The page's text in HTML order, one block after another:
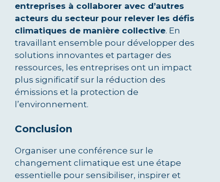
entreprises à collaborer avec d’autres
acteurs du secteur pour relever les défis
climatiques de manière collective. En
travaillant ensemble pour développer des
solutions innovantes et partager des
ressources, les entreprises ont un impact
plus significatif sur la réduction des
émissions et la protection de
l’environnement.
Conclusion
Organiser une conférence sur le
changement climatique est une étape
essentielle pour sensibiliser, inspirer et